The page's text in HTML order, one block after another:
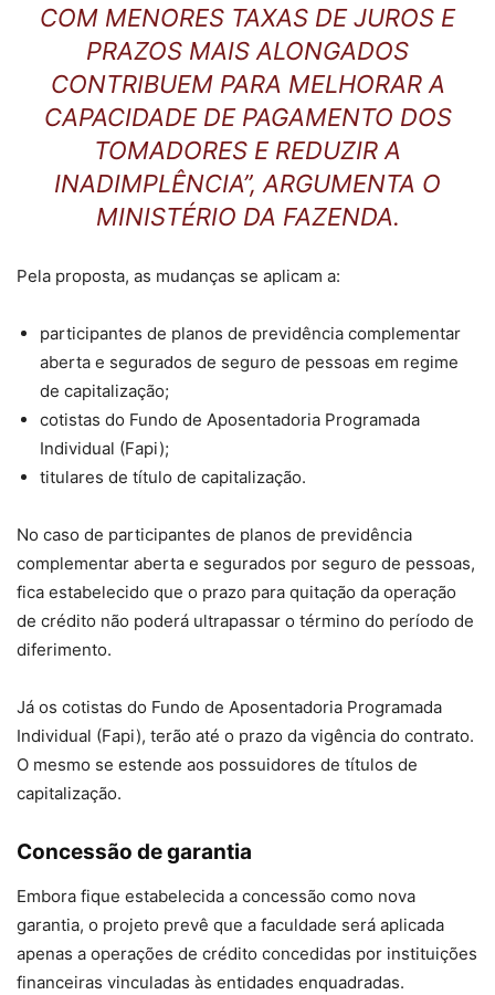
COM MENORES TAXAS DE JUROS E
PRAZOS MAIS ALONGADOS
CONTRIBUEM PARA MELHORAR A
CAPACIDADE DE PAGAMENTO DOS
TOMADORES E REDUZIR A
INADIMPLÊNCIA”, ARGUMENTA O
MINISTÉRIO DA FAZENDA.
Pela proposta, as mudanças se aplicam a:
participantes de planos de previdência complementar
aberta e segurados de seguro de pessoas em regime
de capitalização;
cotistas do Fundo de Aposentadoria Programada
Individual (Fapi);
titulares de título de capitalização.
No caso de participantes de planos de previdência
complementar aberta e segurados por seguro de pessoas,
fica estabelecido que o prazo para quitação da operação
de crédito não poderá ultrapassar o término do período de
diferimento.
Já os cotistas do Fundo de Aposentadoria Programada
Individual (Fapi), terão até o prazo da vigência do contrato.
O mesmo se estende aos possuidores de títulos de
capitalização.
Concessão de garantia
Embora fique estabelecida a concessão como nova
garantia, o projeto prevê que a faculdade será aplicada
apenas a operações de crédito concedidas por instituições
financeiras vinculadas às entidades enquadradas.